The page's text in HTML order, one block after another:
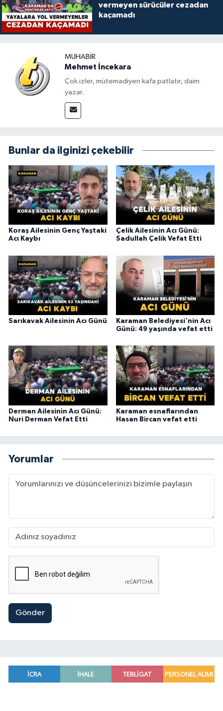
vermeyen sürücüler cezadan
kaçamadı
MUHABIR
Mehmet İncekara
Çok izler, mütemadiyen kafa patlatır, daim
yazar.
Bunlar da ilginizi çekebilir
Koraş Ailesinin Genç Yaştaki
Acı Kaybı
Çelik Ailesinin Acı Günü:
Sadullah Çelik Vefat Etti
Sarıkavak Ailesinin Acı Günü
Karaman Belediyesi'nin Acı
Günü: 49 yaşında vefat etti
Derman Ailesinin Acı Günü:
Nuri Derman Vefat Etti
Karaman esnaflarından
Hasan Bircan vefat etti
Yorumlar
Gönder